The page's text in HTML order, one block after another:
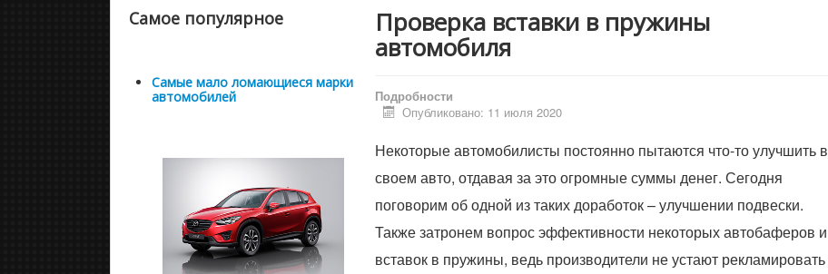
Самое популярное
Самые мало ломающиеся марки
автомобилей
Проверка вставки в пружины
автомобиля
Подробности
Опубликовано: 11 июля 2020
Некоторые автомобилисты постоянно пытаются что-то улучшить в
своем авто, отдавая за это огромные суммы денег. Сегодня
поговорим об одной из таких доработок – улучшении подвески.
Также затронем вопрос эффективности некоторых автобаферов и
вставок в пружины, ведь производители не устают рекламировать